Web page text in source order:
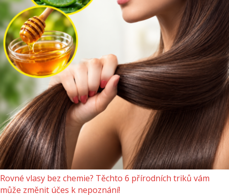
Rovné vlasy bez chemie? Těchto 6 přírodních triků vám
může změnit účes k nepoznání!